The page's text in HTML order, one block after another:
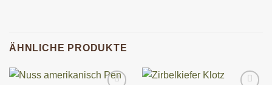
ÄHNLICHE PRODUKTE